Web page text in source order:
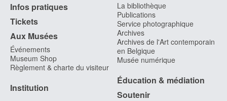
Infos pratiques
Tickets
Aux Musées
Événements
Museum Shop
Règlement & charte du visiteur
Institution
La bibliothèque
Publications
Service photographique
Archives
Archives de l'Art contemporain
en Belgique
Musée numérique
Éducation & médiation
Soutenir